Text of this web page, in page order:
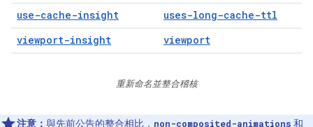
use-cache-insight
uses-long-cache-ttl
viewport-insight
viewport
重新命名並整合稽核
注意： 與先前公告的整合相比， non-composited-animations 和